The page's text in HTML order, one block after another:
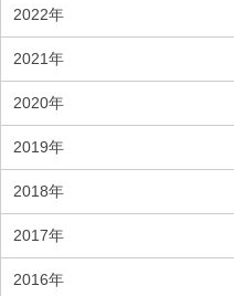
2022年
2021年
2020年
2019年
2018年
2017年
2016年